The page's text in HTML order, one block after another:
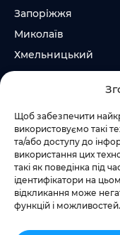
Щоб забезпечити
використовуємо такі
та/або доступу до
використання цих
такі як поведінка під
ідентифікатори на
відкликання може
функцій і можливостей.
Запоріжжя
Миколаїв
Хмельницький
Суми
Слідкувати за нами
+38 073 185 81 11
+38 067 457 86 44